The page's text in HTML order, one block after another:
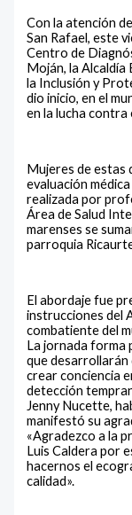
Con la atención
San Rafael, este
Centro de
Moján, la Alcaldía
la Inclusión y
dio inicio, en el
en la lucha contra
Mujeres de estas
evaluación
realizada por
Área de Salud
marenses se
parroquia
El abordaje fue
instrucciones del
combatiente del
La jornada forma
que desarrollarán
crear conciencia
detección
Jenny Nucette,
manifestó su
«Agradezco a la
Luis Caldera por
hacernos el
calidad».